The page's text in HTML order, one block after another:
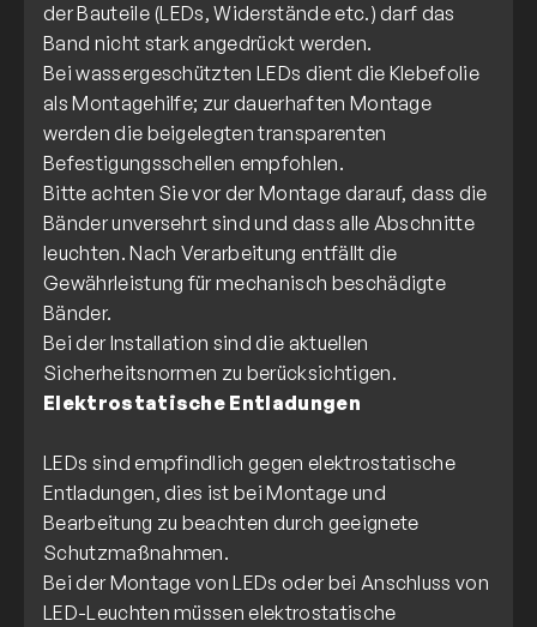
der Bauteile (LEDs, Widerstände etc.) darf das
Band nicht stark angedrückt werden.
Bei wassergeschützten LEDs dient die Klebefolie
als Montagehilfe; zur dauerhaften Montage
werden die beigelegten transparenten
Befestigungsschellen empfohlen.
Bitte achten Sie vor der Montage darauf, dass die
Bänder unversehrt sind und dass alle Abschnitte
leuchten. Nach Verarbeitung entfällt die
Gewährleistung für mechanisch beschädigte
Bänder.
Bei der Installation sind die aktuellen
Elektrostatische Entladungen
LEDs sind empfindlich gegen elektrostatische
Entladungen, dies ist bei Montage und
Bearbeitung zu beachten durch geeignete
Schutzmaßnahmen.
Bei der Montage von LEDs oder bei Anschluss von
LED-Leuchten müssen elektrostatische